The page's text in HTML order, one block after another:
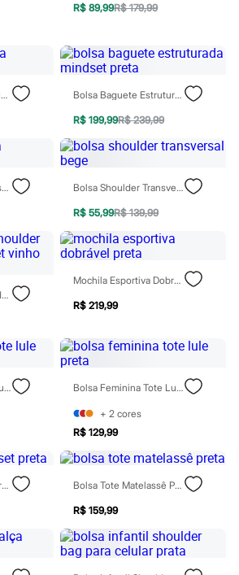
R$ 89,99R$ 179,99
Bolsa Tiracolo Alça Ajustável Preto Bolsa Baguete Estruturada Mindset Preta
R$ 199,99R$ 239,99
Bolsa Estruturada Crossbody Preta Bolsa Shoulder Transversal Bege
R$ 55,99R$ 139,99
Bolsa Feminina Shoulder Com Pregas Mindset Vinho Escuro
Mochila Esportiva Dobrável Preta
R$ 219,99
Bolsa Feminina Tote Lule Preta Bolsa Feminina Tote Lule Preta
+ 2 cores
R$ 129,99
Bolsa Hobo Mindset Preta Bolsa Tote Matelassê Preta
R$ 159,99